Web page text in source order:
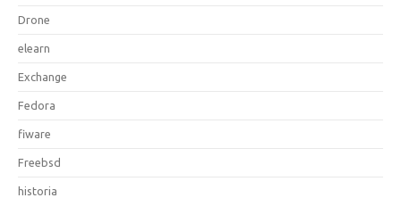
Drone
elearn
Exchange
Fedora
fiware
Freebsd
historia